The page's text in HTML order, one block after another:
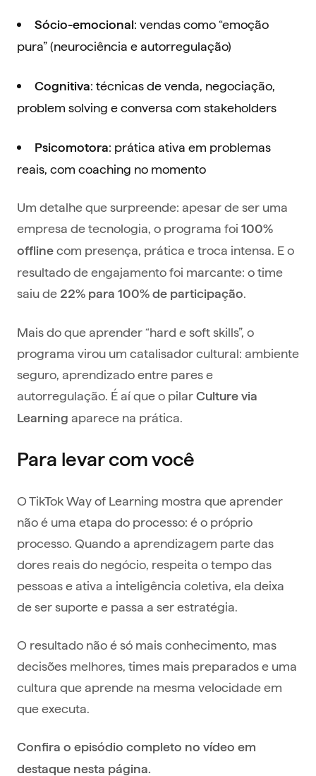
Sócio-emocional: vendas como “emoção
pura” (neurociência e autorregulação)
Cognitiva: técnicas de venda, negociação,
problem solving e conversa com stakeholders
Psicomotora: prática ativa em problemas
reais, com coaching no momento
Um detalhe que surpreende: apesar de ser uma
empresa de tecnologia, o programa foi 100%
offline com presença, prática e troca intensa. E o
resultado de engajamento foi marcante: o time
saiu de 22% para 100% de participação
Mais do que aprender “hard e soft skills”, o
programa virou um catalisador cultural: ambiente
seguro, aprendizado entre pares e
autorregulação. É aí que o pilar Culture via
Learning aparece na prática.
Para levar com você
O TikTok Way of Learning mostra que aprender
não é uma etapa do processo: é o próprio
processo. Quando a aprendizagem parte das
dores reais do negócio, respeita o tempo das
pessoas e ativa a inteligência coletiva, ela deixa
de ser suporte e passa a ser estratégia.
O resultado não é só mais conhecimento, mas
decisões melhores, times mais preparados e uma
cultura que aprende na mesma velocidade em
que executa.
Confira o episódio completo no vídeo em
destaque nesta página.